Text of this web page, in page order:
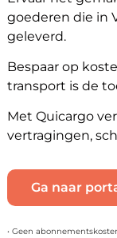
goederen die in
geleverd.
Bespaar op
transport is de
Met Quicargo
vertragingen,
Ga naar
• Geen